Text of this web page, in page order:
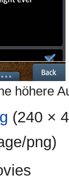
höhere
(240 ×
png)